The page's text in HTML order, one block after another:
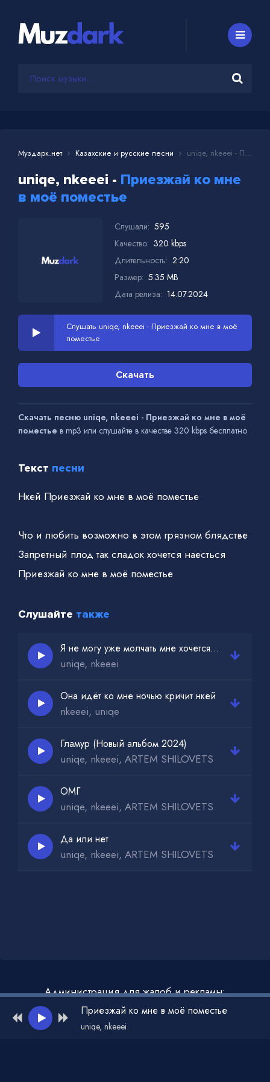
Муздарк.нет Казахские и русские песни uniqe, nkeeei - Приезжай ко мне в моё поместье
uniqe, nkeeei - Приезжай ко мне
в моё поместье
Слушали: 595
Качество: 320 kbps
Длительность: 2:20
Размер: 5.35 MB
Дата релиза: 14.07.2024
Слушать uniqe, nkeeei - Приезжай ко мне в моё
поместье
Скачать
Скачать песню uniqe, nkeeei - Приезжай ко мне в моё
поместье в mp3 или слушайте в качестве 320 kbps бесплатно
Текст песни
Нкей Приезжай ко мне в моё поместье
Что и любить возможно в этом грязном блядстве
Запретный плод так сладок хочется наесться
Приезжай ко мне в моё поместье
Слушайте также
Я не могу уже молчать мне хочется признаться
uniqe, nkeeei
Она идёт ко мне ночью кричит нкей
nkeeei, uniqe
Гламур (Новый альбом 2024)
uniqe, nkeeei, ARTEM SHILOVETS
ОМГ
uniqe, nkeeei, ARTEM SHILOVETS
Да или нет
uniqe, nkeeei, ARTEM SHILOVETS
Администрация для жалоб и рекламы:
admin@muzdark.net
Приезжай ко мне в моё поместье
uniqe, nkeeei